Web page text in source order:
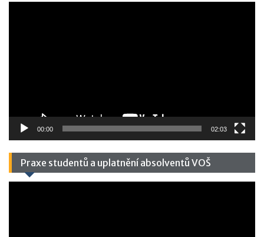
00:00 02:03
Praxe studentů a uplatnění absolventů VOŠ